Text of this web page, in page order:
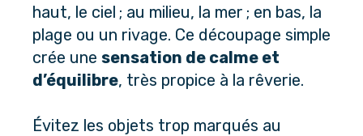
haut, le ciel ; au milieu, la mer ; en bas, la
plage ou un rivage. Ce découpage simple
crée une sensation de calme et
d’équilibre, très propice à la rêverie.
Évitez les objets trop marqués au